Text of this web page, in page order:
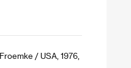
/ USA, 1976,